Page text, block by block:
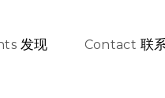
发现 Contact 联